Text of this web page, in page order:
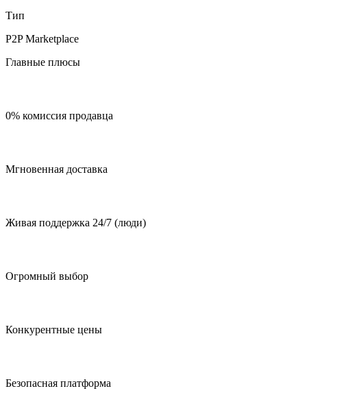
Тип
P2P Marketplace
Главные плюсы
0% комиссия продавца
Мгновенная доставка
Живая поддержка 24/7 (люди)
Огромный выбор
Конкурентные цены
Безопасная платформа